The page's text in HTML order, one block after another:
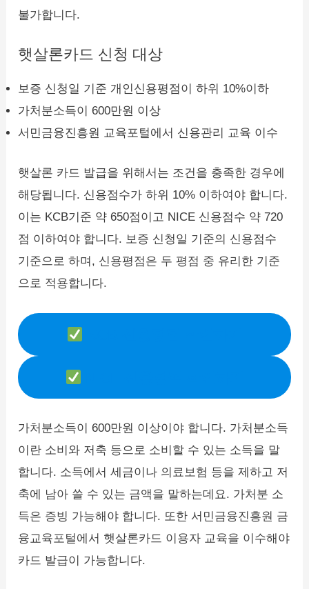
불가합니다.
햇살론카드 신청 대상
보증 신청일 기준 개인신용평점이 하위 10%이하
가처분소득이 600만원 이상
서민금융진흥원 교육포털에서 신용관리 교육 이수
햇살론 카드 발급을 위해서는 조건을 충족한 경우에
해당됩니다. 신용점수가 하위 10% 이하여야 합니다.
이는 KCB기준 약 650점이고 NICE 신용점수 약 720
점 이하여야 합니다. 보증 신청일 기준의 신용점수
기준으로 하며, 신용평점은 두 평점 중 유리한 기준
으로 적용합니다.
가처분소득이 600만원 이상이야 합니다. 가처분소득
이란 소비와 저축 등으로 소비할 수 있는 소득을 말
합니다. 소득에서 세금이나 의료보험 등을 제하고 저
축에 남아 쓸 수 있는 금액을 말하는데요. 가처분 소
득은 증빙 가능해야 합니다. 또한 서민금융진흥원 금
융교육포털에서 햇살론카드 이용자 교육을 이수해야
카드 발급이 가능합니다.